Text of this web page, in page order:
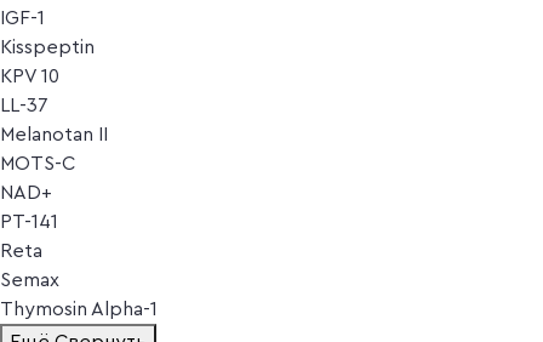
IGF-1
Kisspeptin
KPV 10
LL-37
Melanotan II
MOTS-C
NAD+
PT-141
Reta
Semax
Thymosin Alpha-1